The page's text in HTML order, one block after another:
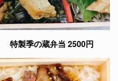
特製季の蔵弁当 2500円